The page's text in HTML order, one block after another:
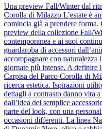
Una preview Fall/Winter dal
Corolla di Milazzo L’estate è
comincia già a prendere forma.
preview della collezione Fall/
contemporanea e ai suoi
guardaroba di accessori
accompagnare con
giornate più intense. A definire
Carpisa del Parco Corolla di
ricerca estetica. Ispirazioni
dettagli a contrasto danno vita
dall’idea del semplice
parte del look, con una
occasioni differenti. La linea